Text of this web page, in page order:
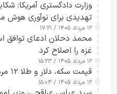
تهدیدی برای نوآوری
۱۲ مرداد ۱۴۰۵ / ۱۷:۲۱
محمد دحلان ادعای توافق
غزه را اصلاح کرد
۱۲ مرداد ۱۴۰۵ / ۱۵:۲۳
قیمت سکه، دلار و طلا ۱۲ مرداد+ جدول
۱۲ مرداد ۱۴۰۵ / ۱۵:۰۴